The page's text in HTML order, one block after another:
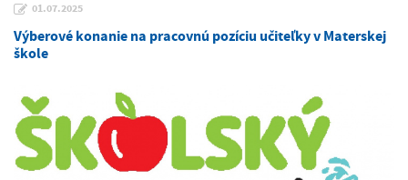
01.07.2025
Výberové konanie na pracovnú pozíciu učiteľky v Materskej
škole